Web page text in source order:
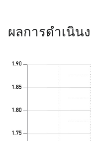
ผลการดําเนิน